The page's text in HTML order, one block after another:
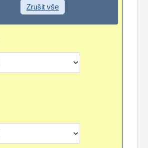
Zrušit vše